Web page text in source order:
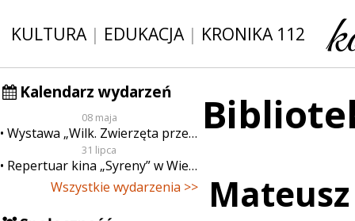
KULTURA| EDUKACJA| KRONIKA 112
Kalendarz wydarzeń
08 maja
Wystawa „Wilk. Zwierzęta przeklęte”
31 lipca
Repertuar kina „Syreny” w Wieluniu w dn. od 31 lipca do 6 sierpnia
Wszystkie wydarzenia >>